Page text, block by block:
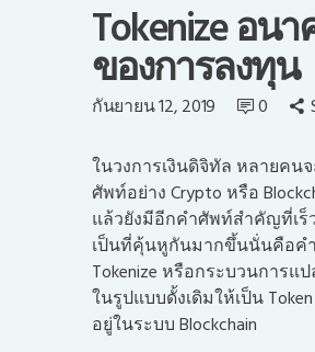
Tokenize อน
ของการลงทุน
กันยายน 12, 2019 0
ในวงการเงินดิจิทัล หลายคน
ศัพท์อย่าง Crypto หรือ
แล้วยังมีอีกคำศัพท์สำคัญที่เร็
เป็นที่คุ้นหูกันมากขึ้นนั่นคือค
Tokenize หรือกระบวนการแ
ในรูปแบบดั้งเดิมให้เป็น
อยู่ในระบบ Blockchain